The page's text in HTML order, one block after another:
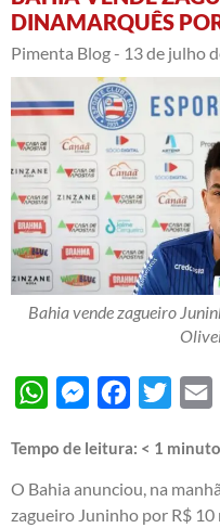
DINAMARQUÊS
Pimenta Blog - 13 de julho
Bahia vende zagueiro
WhatsAppMessengerFacebook
Twitter
Tempo de leitura: < 1 minuto
O Bahia anunciou, na
zagueiro Juninho por R$